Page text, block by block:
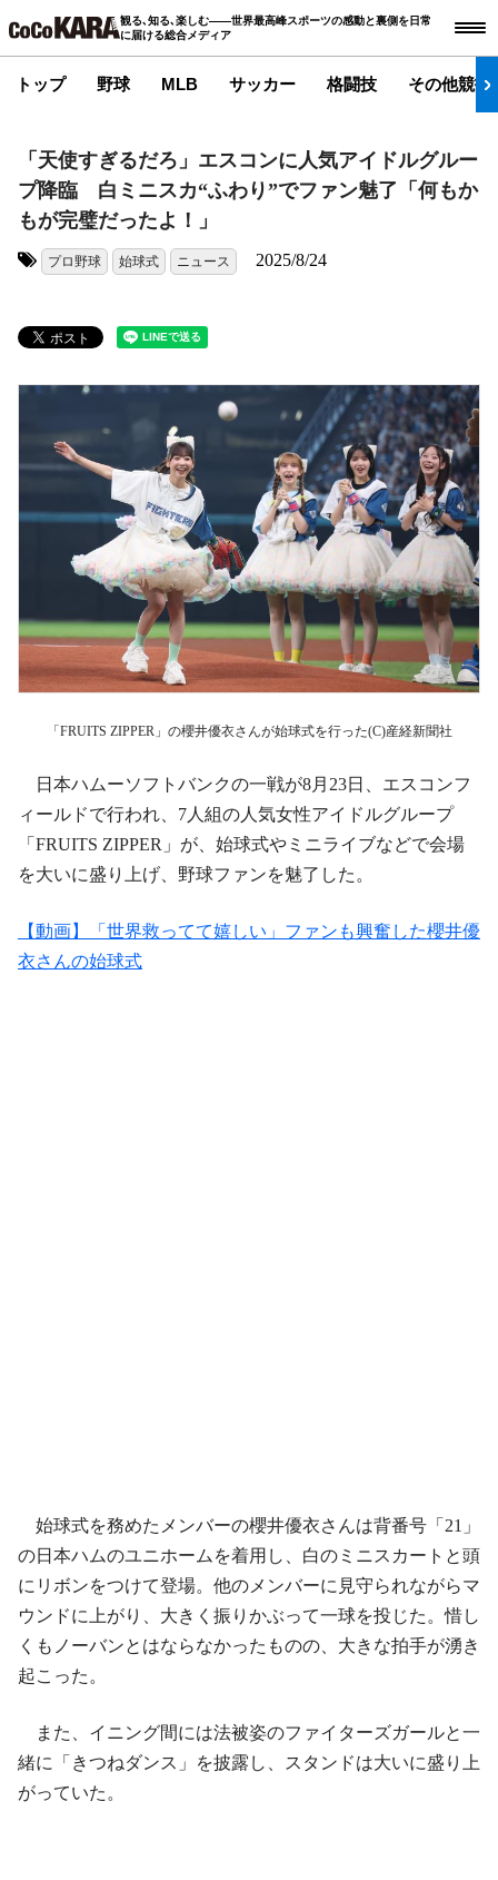
観る､知る､楽しむ――世界最高峰スポーツの感動と裏側を日常
に届ける総合メディア
トップ 野球 MLB サッカー 格闘技 その他競技
「天使すぎるだろ」エスコンに人気アイドルグルー
プ降臨 白ミニスカ“ふわり”でファン魅了「何もか
もが完璧だったよ！」
プロ野球 始球式 ニュース 2025/8/24
「FRUITS ZIPPER」の櫻井優衣さんが始球式を行った(C)産経新聞社
日本ハムーソフトバンクの一戦が8月23日、エスコンフ
ィールドで行われ、7人組の人気女性アイドルグループ
「FRUITS ZIPPER」が、始球式やミニライブなどで会場
を大いに盛り上げ、野球ファンを魅了した。
【動画】「世界救ってて嬉しい」ファンも興奮した櫻井優
衣さんの始球式
始球式を務めたメンバーの櫻井優衣さんは背番号「21」
の日本ハムのユニホームを着用し、白のミニスカートと頭
にリボンをつけて登場。他のメンバーに見守られながらマ
ウンドに上がり、大きく振りかぶって一球を投じた。惜し
くもノーバンとはならなかったものの、大きな拍手が湧き
起こった。
また、イニング間には法被姿のファイターズガールと一
緒に「きつねダンス」を披露し、スタンドは大いに盛り上
がっていた。